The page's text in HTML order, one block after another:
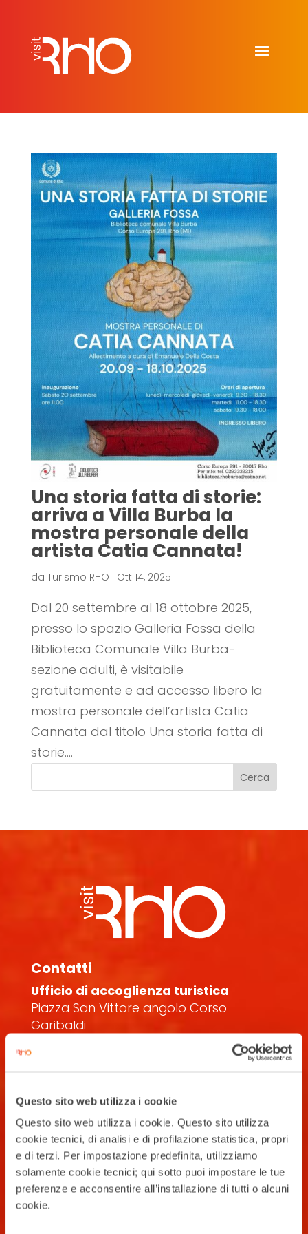
Questo sito web utilizza i cookie
Questo sito web utilizza i cookie. Questo sito utilizza
cookie tecnici, di analisi e di profilazione statistica, propri
e di terzi. Per impostazione predefinita, utilizziamo
solamente cookie tecnici; qui sotto puoi impostare le tue
preferenze e acconsentire all’installazione di tutti o alcuni
cookie.
Una storia fatta di storie:
arriva a Villa Burba la
mostra personale della
artista Catia Cannata!
da Turismo RHO Ott 14, 2025
Dal 20 settembre al 18 ottobre 2025,
presso lo spazio Galleria Fossa della
Biblioteca Comunale Villa Burba-
sezione adulti, è visitabile
gratuitamente e ad accesso libero la
mostra personale dell’artista Catia
Cannata dal titolo Una storia fatta di
storie....
Cerca
Contatti
Ufficio di accoglienza turistica
Piazza San Vittore angolo Corso
Garibaldi
Iscriviti alla newsletter
Ricevi la nostra newsletter con eventi,
esperienze, news, appuntamenti e
offerte per vivere al meglio il tuo